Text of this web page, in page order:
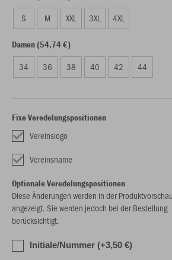
S M XXL 3XL 4XL
Damen (54,74 €)
34 36 38 40 42 44
Fixe Veredelungspositionen
Vereinslogo
Vereinsname
Optionale Veredelungspositionen
Diese Änderungen werden in der
angezeigt. Sie werden jedoch bei der Bestellung
berücksichtigt.
Initiale/Nummer (+3,50 €)